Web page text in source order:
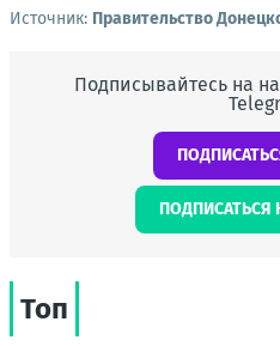
Источник: Правительство
Подписывайтесь на
ПОДПИСАТЬСЯ
Топ